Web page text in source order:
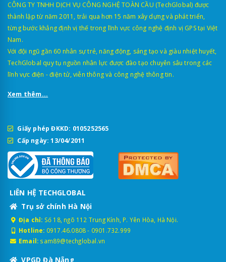
CÔNG TY TNHH DỊCH VỤ CÔNG NGHỆ TOÀN CẦU (TechGlobal) được
thành lập từ năm 2011, trải qua hơn 15 năm xây dựng và phát triển,
từng bước khẳng định vị thế trong lĩnh vực công nghệ định vị GPS tại Việt
Nam.
Với đội ngũ gần 60 nhân sự trẻ, năng động, sáng tạo và giàu nhiệt huyết,
TechGlobal quy tụ nguồn nhân lực được đào tạo chuyên sâu trong các
lĩnh vực điện - điện tử, viễn thông và công nghệ thông tin.
Xem thêm...
Giấy phép ĐKKD: 0105252565
Cấp ngày: 13/04/2011
LIÊN HỆ TECHGLOBAL
Trụ sở chính Hà Nội
Địa chỉ: Số 18, ngõ 112 Trung Kính, P. Yên Hòa, Hà Nội.
Hotline: 0917.46.0808- 0901.732.999
Email: sam89@techglobal.vn
VPGD Đà Nẵng